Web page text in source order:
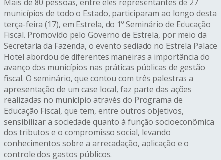
Mais de 80 pessoas, entre eles representantes de 27
municípios de todo o Estado, participaram ao longo desta
terça-feira (17), em Estrela, do 1º Seminário de Educação
Fiscal. Promovido pelo Governo de Estrela, por meio da
Secretaria da Fazenda, o evento sediado no Estrela Palace
Hotel abordou de diferentes maneiras a importância do
avanço dos municípios nas práticas públicas de gestão
fiscal. O seminário, que contou com três palestras a
apresentação de um case local, faz parte das ações
realizadas no município através do Programa de
Educação Fiscal, que tem, entre outros objetivos,
sensibilizar a sociedade quanto à função socioeconômica
dos tributos e o compromisso social, levando
conhecimentos sobre a arrecadação, aplicação e o
controle dos gastos públicos.